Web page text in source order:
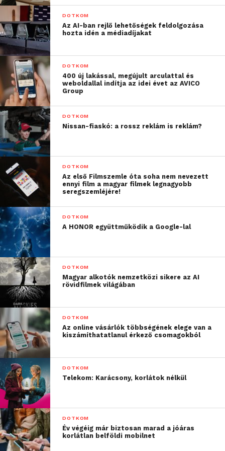
DOTKOM
Az AI-ban rejlő lehetőségek feldolgozása
hozta idén a médiadíjakat
DOTKOM
400 új lakással, megújult arculattal és
weboldallal indítja az idei évet az AVICO
Group
DOTKOM
Nissan-fiaskó: a rossz reklám is reklám?
DOTKOM
Az első Filmszemle óta soha nem nevezett
ennyi film a magyar filmek legnagyobb
seregszemléjére!
DOTKOM
A HONOR együttműködik a Google-lal
DOTKOM
Magyar alkotók nemzetközi sikere az AI
rövidfilmek világában
DOTKOM
Az online vásárlók többségének elege van a
kiszámíthatatlanul érkező csomagokból
DOTKOM
Telekom: Karácsony, korlátok nélkül
DOTKOM
Év végéig már biztosan marad a jóáras
korlátlan belföldi mobilnet